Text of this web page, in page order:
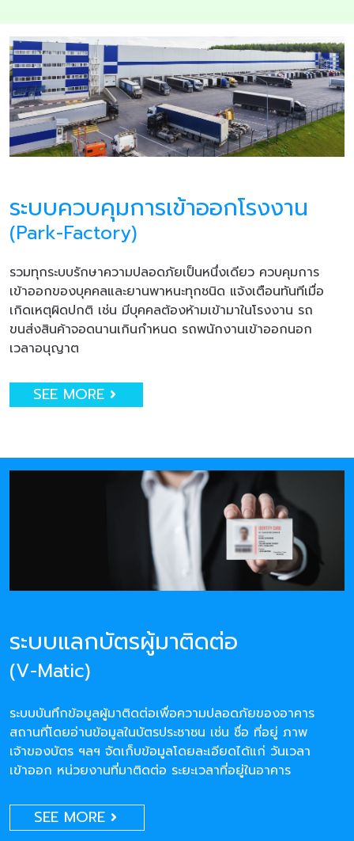
ระบบควบคุมการเข้าออกโรงงาน
(Park-Factory)
รวมทุกระบบรักษาความปลอดภัยเป็นหนึ่งเดียว ควบคุมการ
เข้าออกของบุคคลและยานพาหนะทุกชนิด แจ้งเตือนทันทีเมื่อ
เกิดเหตุผิดปกติ เช่น มีบุคคลต้องห้ามเข้ามาในโรงงาน รถ
ขนส่งสินค้าจอดนานเกินกำหนด รถพนักงานเข้าออกนอก
เวลาอนุญาต
SEE MORE
ระบบแลกบัตรผู้มาติดต่อ
(V-Matic)
ระบบบันทึกข้อมูลผู้มาติดต่อเพื่อความปลอดภัยของอาคาร
สถานที่โดยอ่านข้อมูลในบัตรประชาชน เช่น ชื่อ ที่อยู่ ภาพ
เจ้าของบัตร ฯลฯ จัดเก็บข้อมูลโดยละเอียดได้แก่ วันเวลา
เข้าออก หน่วยงานที่มาติดต่อ ระยะเวลาที่อยู่ในอาคาร
SEE MORE